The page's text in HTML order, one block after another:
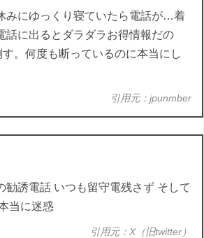
みにゆっくり寝ていたら電話が…着
話に出るとダラダラお得情報だの
。何度も断っているのに本当にし
引用元：jpunmber
勧誘電話 いつも留守電残さず そして
当に迷惑
引用元：X（旧twitter）